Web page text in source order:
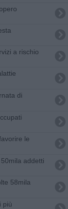
a rischio
di
le
addetti
58mila
più